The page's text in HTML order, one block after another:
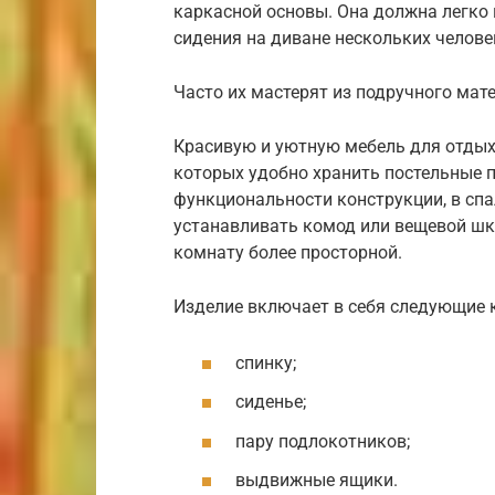
каркасной основы. Она должна легко
сидения на диване нескольких
Часто их мастерят из подручного
Красивую и уютную мебель для
которых удобно хранить
функциональности конструкции, в
устанавливать комод или вещевой
комнату более просторной.
Изделие включает в себя следующие
спинку;
сиденье;
пару подлокотников;
выдвижные ящики.